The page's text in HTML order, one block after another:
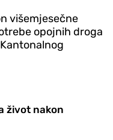
višemjesečne
opojnih droga
život nakon